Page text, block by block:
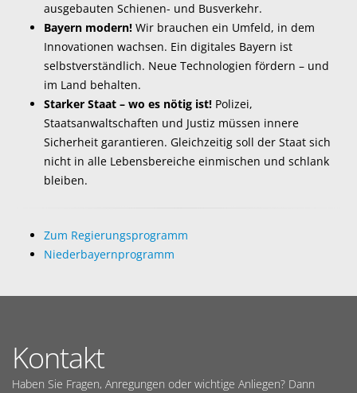
ausgebauten Schienen- und Busverkehr.
Bayern modern! Wir brauchen ein Umfeld, in dem
Innovationen wachsen. Ein digitales Bayern ist
selbstverständlich. Neue Technologien fördern – und
im Land behalten.
Starker Staat – wo es nötig ist! Polizei,
Staatsanwaltschaften und Justiz müssen innere
Sicherheit garantieren. Gleichzeitig soll der Staat sich
nicht in alle Lebensbereiche einmischen und schlank
bleiben.
Zum Regierungsprogramm
Niederbayernprogramm
Kontakt
Haben Sie Fragen, Anregungen oder wichtige Anliegen? Dann